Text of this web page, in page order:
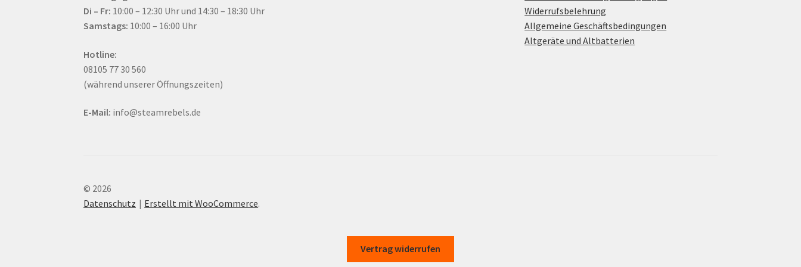
Di – Fr: 10:00 – 12:30 Uhr und 14:30 – 18:30 Uhr
Samstags: 10:00 – 16:00 Uhr
Hotline:
08105 77 30 560
(während unserer Öffnungszeiten)
E-Mail: info@steamrebels.de
Widerrufsbelehrung
Allgemeine Geschäftsbedingungen
Altgeräte und Altbatterien
© 2026
Datenschutz
Erstellt mit WooCommerce.
Vertrag widerrufen